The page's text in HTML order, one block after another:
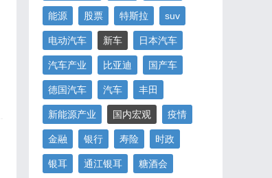
能源 股票 特斯拉 suv
电动汽车 新车 日本汽车
汽车产业 比亚迪 国产车
德国汽车 汽车 丰田
新能源产业 国内宏观 疫情
金融 银行 寿险 时政
银耳 通江银耳 糖酒会